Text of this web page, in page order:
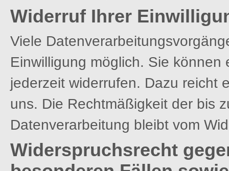
Widerruf Ihrer
Viele
Einwilligung möglich. Sie
jederzeit widerrufen. Dazu reicht
uns. Die Rechtmäßigkeit der bis
Datenverarbeitung bleibt vom
Widerspruchsrecht